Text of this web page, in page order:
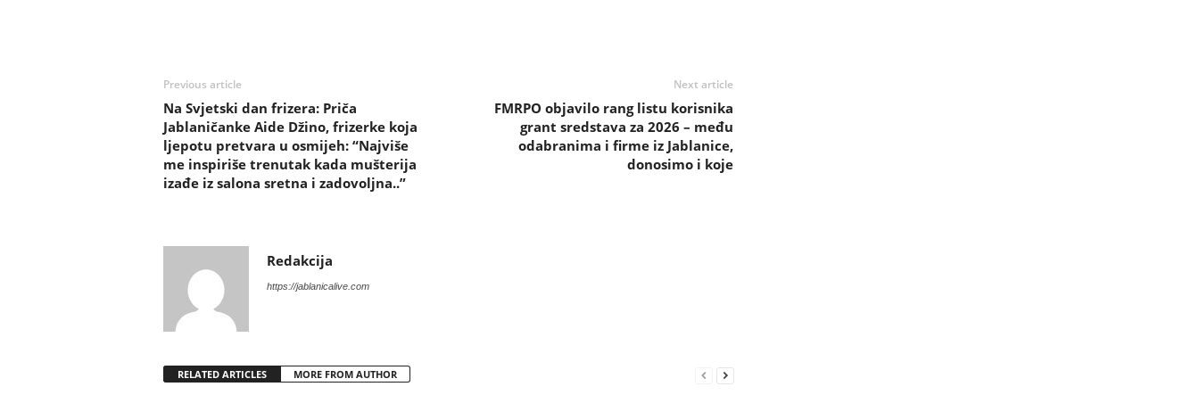
Previous article
Na Svjetski dan frizera: Priča
Jablaničanke Aide Džino, frizerke koja
ljepotu pretvara u osmijeh: “Najviše
me inspiriše trenutak kada mušterija
izađe iz salona sretna i zadovoljna..”
Next article
FMRPO objavilo rang listu korisnika
grant sredstava za 2026 – među
odabranima i firme iz Jablanice,
donosimo i koje
Redakcija
https://jablanicalive.com
RELATED ARTICLES MORE FROM AUTHOR